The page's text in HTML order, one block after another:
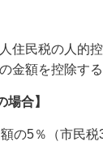
住民税の人的
金額を控除する
場合】
の5％（市民